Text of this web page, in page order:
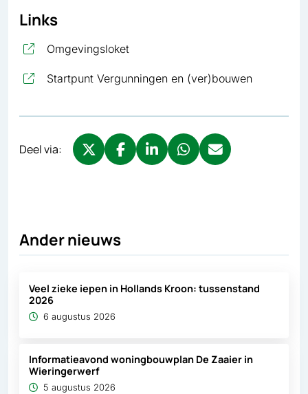
Links
Omgevingsloket, opent in nieuw tabblad
Startpunt Vergunningen en (ver)bouwen
Deel via:
Ander nieuws
Veel zieke iepen in Hollands Kroon: tussenstand
2026
6 augustus 2026
Informatieavond woningbouwplan De Zaaier in
Wieringerwerf
5 augustus 2026